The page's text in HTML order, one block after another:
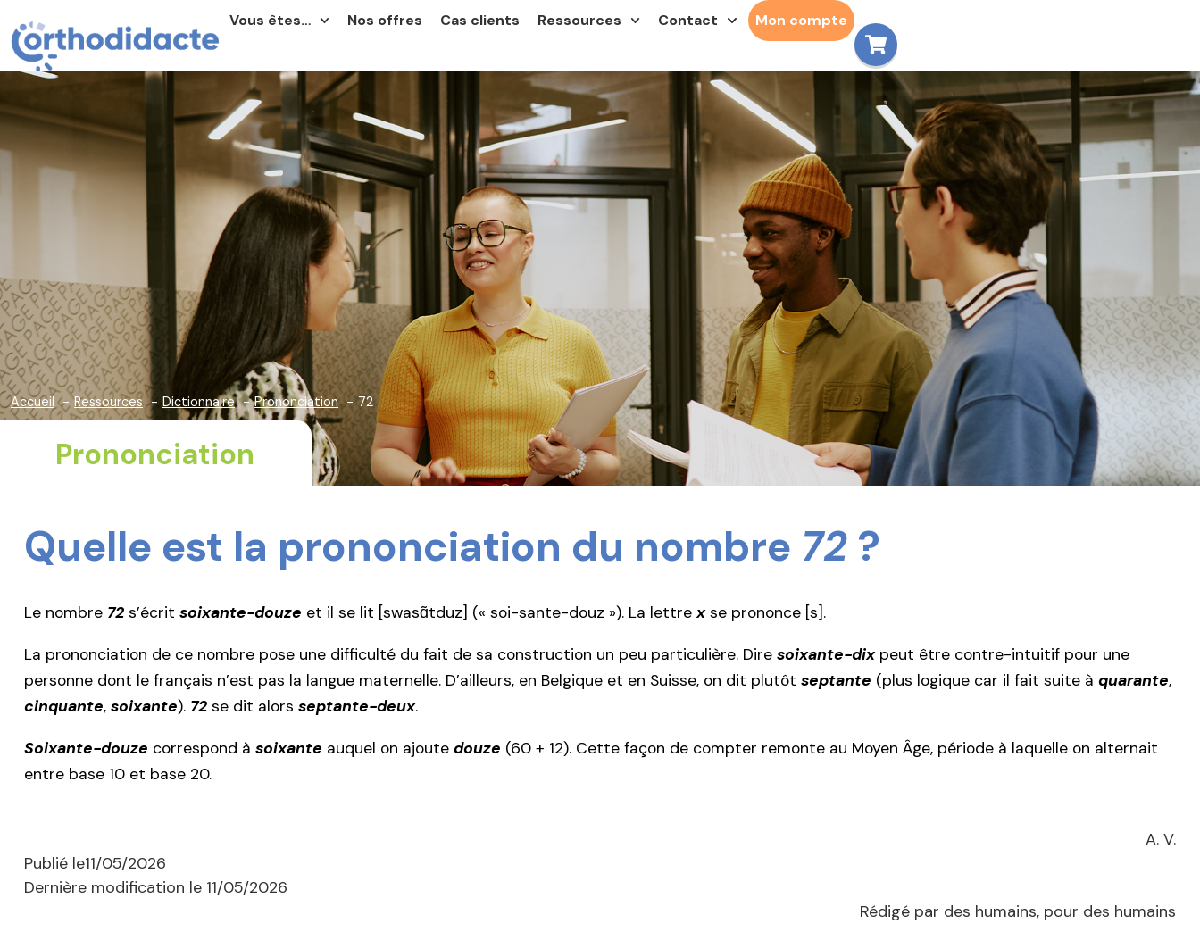
Vous êtes… Nos offres Cas clients Ressources Contact Mon compte
Accueil Ressources Dictionnaire Prononciation 72
Prononciation
Quelle est la prononciation du nombre 72 ?
Le nombre 72 s’écrit soixante-douze et il se lit [swasɑ̃tduz] (« soi-sante-douz »). La lettrexse prononce [s].
La prononciation de ce nombre pose une difficulté du fait de sa construction un peu particulière. Dire soixante-dixpeut être contre-intuitif pour une
personne dont le français n’est pas la langue maternelle. D’ailleurs, en Belgique et en Suisse, on dit plutôt septante (plus logique car il fait suite à quarante,
cinquante, soixante). 72 se dit alors septante-deux.
Soixante-douze correspond à soixante auquel on ajoute douze (60 + 12). Cette façon de compter remonte au Moyen Âge, période à laquelle on alternait
entre base 10 et base 20.
A. V.
Publié le11/05/2026
Dernière modification le 11/05/2026
Rédigé par des humains, pour des humains